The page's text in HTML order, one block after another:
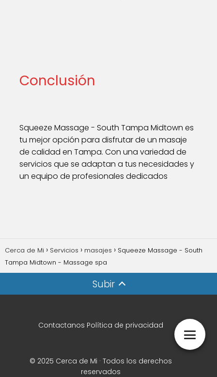
Conclusión
Squeeze Massage - South Tampa Midtown es
tu mejor opción para disfrutar de un masaje
de calidad en Tampa. Con una variedad de
servicios que se adaptan a tus necesidades y
un equipo de profesionales dedicados
Cerca de Mi Servicios masajes
Squeeze Massage - South
Tampa Midtown - Massage spa
Subir
Contactanos Política de privacidad
© 2025 Cerca de Mi · Todos los derechos
reservados